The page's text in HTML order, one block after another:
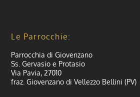
Le Parrocchie:
Parrocchia di Giovenzano
Ss. Gervasio e Protasio
Via Pavia, 27010
fraz. Giovenzano di Vellezzo Bellini (PV)